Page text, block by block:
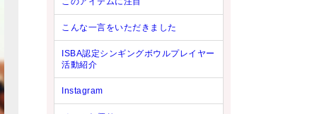
こんな一言をいただきました
ISBA認定シンギングボウルプレイヤー
活動紹介
Instagram